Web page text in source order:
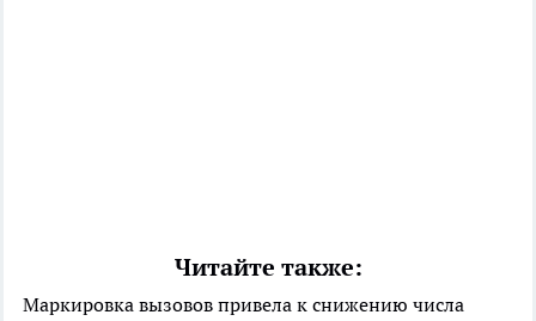
Читайте также:
Маркировка вызовов привела к снижению числа